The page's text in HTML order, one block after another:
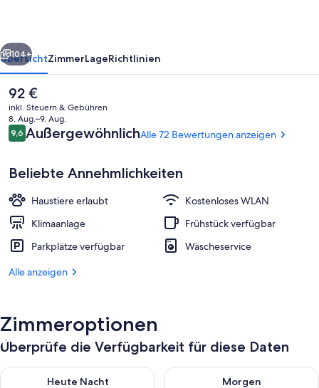
Tägliches Frühstücksbuffet gegen
Weiter
104+
ÜbersichtZimmerLageRichtlinien
Der
aktuelle
Preis
beträgt
92 €.
92 €
inkl. Steuern & Gebühren
8. Aug.–9. Aug.
Bewertungen
9,69,6 von 10.
AußergewöhnlichAlle 72 Bewertungen anzeigen
Beliebte Annehmlichkeiten
Haustiere erlaubt
Kostenloses WLAN
Klimaanlage
Frühstück verfügbar
Parkplätze verfügbar
Wäscheservice
Alle anzeigen
Zimmeroptionen
Überprüfe die Verfügbarkeit für diese Daten
Heute Nacht
Überprüfe die Verfügbarkeit für heute Nacht, Aug. 7 - Aug. 8.
Morgen
Überprüfe die Verfügbarkeit